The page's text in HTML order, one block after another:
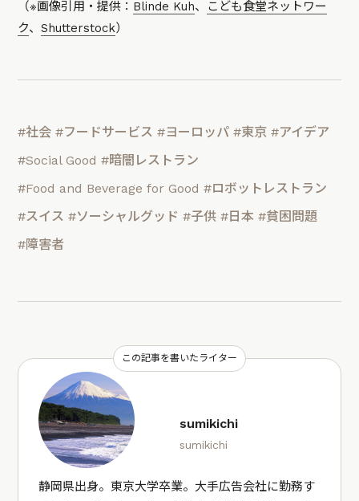
（※画像引用・提供： Blinde Kuh、 こども食堂ネットワー
ク、Shutterstock）
#社会 #フードサービス #ヨーロッパ #東京 #アイデア
#Social Good #暗闇レストラン
#Food and Beverage for Good #ロボットレストラン
#スイス #ソーシャルグッド #子供 #日本 #貧困問題
#障害者
この記事を書いたライター
sumikichi
sumikichi
静岡県出身。東京大学卒業。大手広告会社に勤務す